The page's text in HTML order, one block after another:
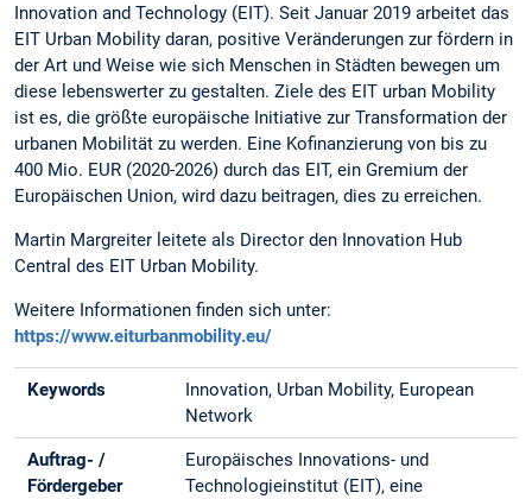
Innovation and Technology (EIT). Seit Januar 2019 arbeitet das
EIT Urban Mobility daran, positive Veränderungen zur fördern in
der Art und Weise wie sich Menschen in Städten bewegen um
diese lebenswerter zu gestalten. Ziele des EIT urban Mobility
ist es, die größte europäische Initiative zur Transformation der
urbanen Mobilität zu werden. Eine Kofinanzierung von bis zu
400 Mio. EUR (2020-2026) durch das EIT, ein Gremium der
Europäischen Union, wird dazu beitragen, dies zu erreichen.
Martin Margreiter leitete als Director den Innovation Hub
Central des EIT Urban Mobility.
Weitere Informationen finden sich unter:
https://www.eiturbanmobility.eu/
Keywords
Innovation, Urban Mobility, European
Network
Auftrag- /
Fördergeber
Europäisches Innovations- und
Technologieinstitut (EIT), eine